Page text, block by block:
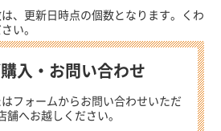
、更新日時点の個数となります。くわ
い。
入・お問い合わせ
フォームからお問い合わせいただ
舗へお越しください。